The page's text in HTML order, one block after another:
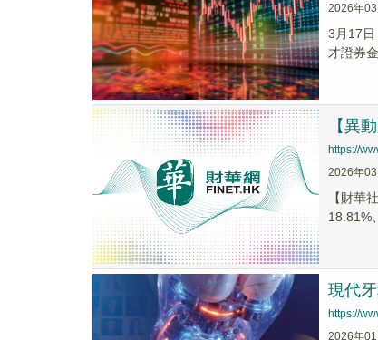
2026年
3月17日
才證券
【異
https://
2026年
【財華
18.81%
現代
https://
2026年